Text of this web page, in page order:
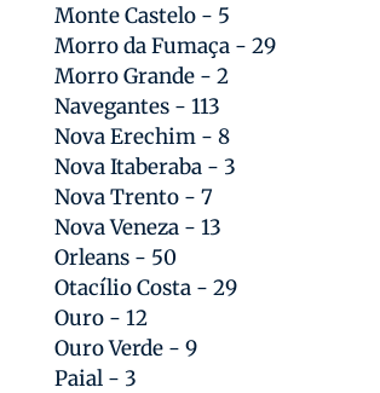
Monte Castelo - 5
Morro da Fumaça - 29
Morro Grande - 2
Navegantes - 113
Nova Erechim - 8
Nova Itaberaba - 3
Nova Trento - 7
Nova Veneza - 13
Orleans - 50
Otacílio Costa - 29
Ouro - 12
Ouro Verde - 9
Paial - 3